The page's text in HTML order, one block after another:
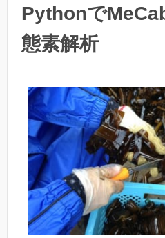
Pythonで
態素解析